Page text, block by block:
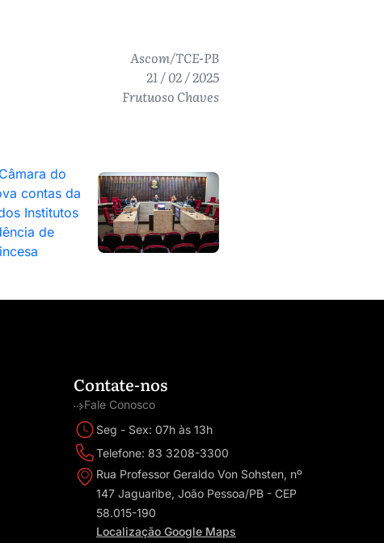
Ascom/TCE-PB
21 / 02 / 2025
Frutuoso Chaves
do
contas da
Institutos
de
Contate-nos
Fale Conosco
Seg - Sex: 07h às 13h
Telefone: 83 3208-3300
Rua Professor Geraldo Von Sohsten, nº
147 Jaguaribe, João Pessoa/PB - CEP
58.015-190
Localização Google Maps